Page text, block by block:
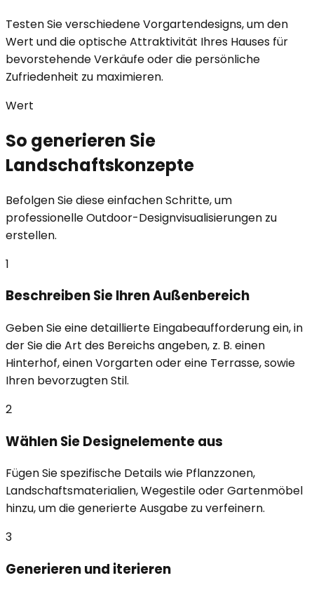
Testen Sie verschiedene Vorgartendesigns, um den
Wert und die optische Attraktivität Ihres Hauses für
bevorstehende Verkäufe oder die persönliche
Zufriedenheit zu maximieren.
Wert
So generieren Sie
Landschaftskonzepte
Befolgen Sie diese einfachen Schritte, um
professionelle Outdoor-Designvisualisierungen zu
erstellen.
1
Beschreiben Sie Ihren Außenbereich
Geben Sie eine detaillierte Eingabeaufforderung ein, in
der Sie die Art des Bereichs angeben, z. B. einen
Hinterhof, einen Vorgarten oder eine Terrasse, sowie
Ihren bevorzugten Stil.
2
Wählen Sie Designelemente aus
Fügen Sie spezifische Details wie Pflanzzonen,
Landschaftsmaterialien, Wegestile oder Gartenmöbel
hinzu, um die generierte Ausgabe zu verfeinern.
3
Generieren und iterieren